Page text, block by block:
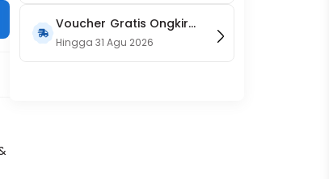
Voucher Gratis Ongkir
15RB (Only on Website)
Hingga31 Agu 2026